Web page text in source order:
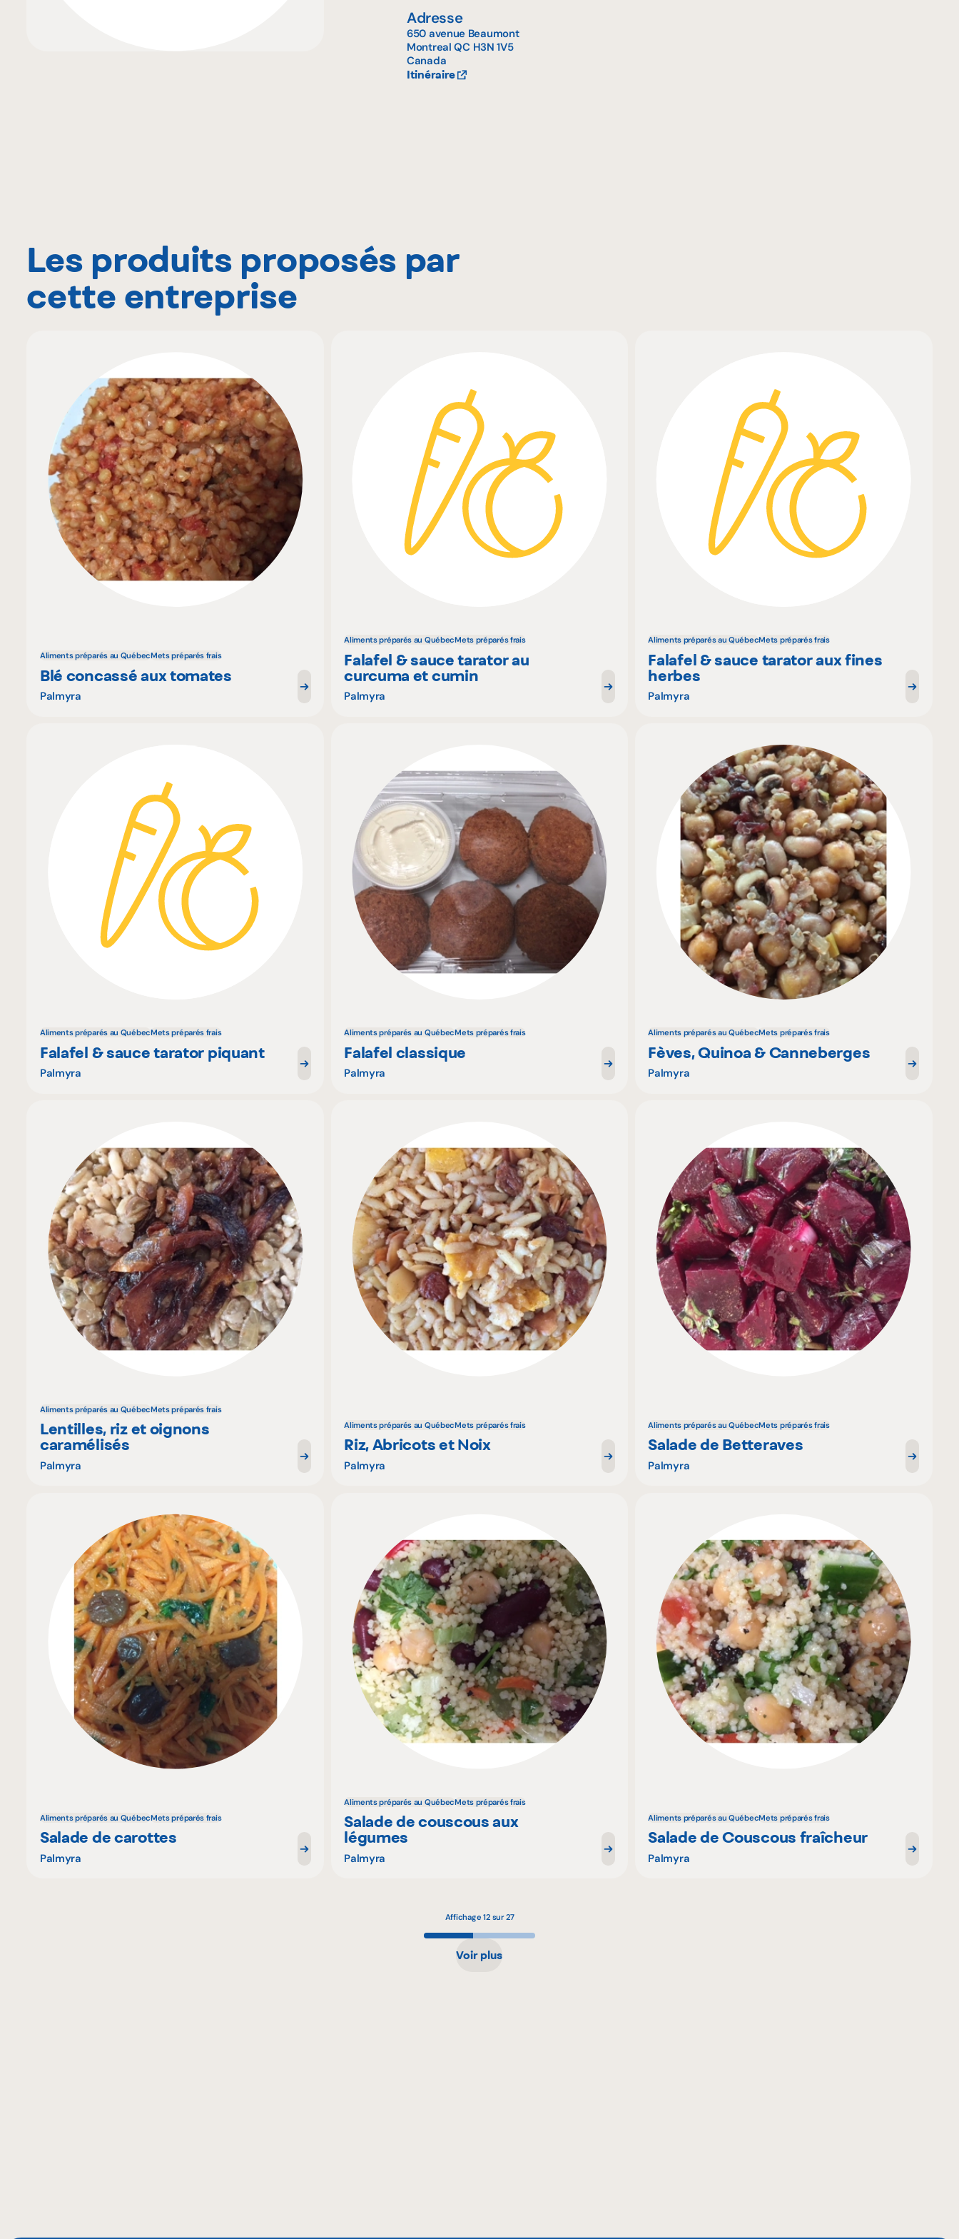
Adresse
650 avenue Beaumont
Montreal QC H3N 1V5
Canada
Itinéraire
Les produits proposés par
cette entreprise
Aliments préparés au QuébecMets préparés frais
Blé concassé aux tomates
Palmyra
Aliments préparés au QuébecMets préparés frais
Falafel & sauce tarator au
curcuma et cumin
Palmyra
Aliments préparés au QuébecMets préparés frais
Falafel & sauce tarator aux fines
herbes
Palmyra
Aliments préparés au QuébecMets préparés frais
Falafel & sauce tarator piquant
Palmyra
Aliments préparés au QuébecMets préparés frais
Falafel classique
Palmyra
Aliments préparés au QuébecMets préparés frais
Fèves, Quinoa & Canneberges
Palmyra
Aliments préparés au QuébecMets préparés frais
Lentilles, riz et oignons
caramélisés
Palmyra
Aliments préparés au QuébecMets préparés frais
Riz, Abricots et Noix
Palmyra
Aliments préparés au QuébecMets préparés frais
Salade de Betteraves
Palmyra
Aliments préparés au QuébecMets préparés frais
Salade de carottes
Palmyra
Aliments préparés au QuébecMets préparés frais
Salade de couscous aux
légumes
Palmyra
Aliments préparés au QuébecMets préparés frais
Salade de Couscous fraîcheur
Palmyra
Affichage 12 sur 27
Voir plus